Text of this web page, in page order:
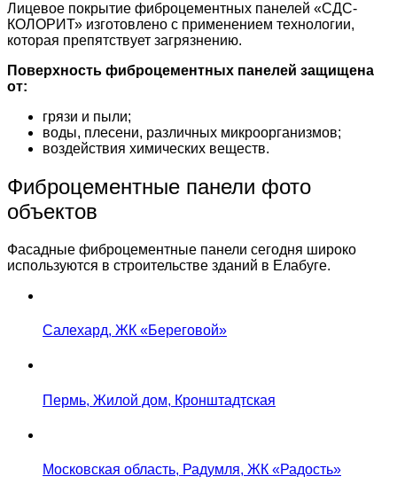
Лицевое покрытие фиброцементных панелей «СДС-
КОЛОРИТ» изготовлено с применением технологии,
которая препятствует загрязнению.
Поверхность фиброцементных панелей защищена
от:
грязи и пыли;
воды, плесени, различных микроорганизмов;
воздействия химических веществ.
Фиброцементные панели фото
объектов
Фасадные фиброцементные панели сегодня широко
используются в строительстве зданий в Елабуге.
Салехард, ЖК «Береговой»
Пермь, Жилой дом, Кронштадтская
Московская область, Радумля, ЖК «Радость»